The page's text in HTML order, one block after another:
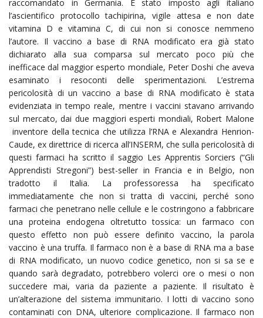
raccomandato in Germania. È stato imposto agli italiano
l’ascientifico protocollo tachipirina, vigile attesa e non date
vitamina D e vitamina C, di cui non si conosce nemmeno
l’autore. Il vaccino a base di RNA modificato era già stato
dichiarato alla sua comparsa sul mercato poco più che
inefficace dal maggior esperto mondiale, Peter Doshi che aveva
esaminato i resoconti delle sperimentazioni. L’estrema
pericolosità di un vaccino a base di RNA modificato è stata
evidenziata in tempo reale, mentre i vaccini stavano arrivando
sul mercato, dai due maggiori esperti mondiali, Robert Malone
inventore della tecnica che utilizza l’RNA e Alexandra Henrion-
Caude, ex direttrice di ricerca all’INSERM, che sulla pericolosità di
questi farmaci ha scritto il saggio Les Apprentis Sorciers (“Gli
Apprendisti Stregoni”) best-seller in Francia e in Belgio, non
tradotto il Italia. La professoressa ha specificato
immediatamente che non si tratta di vaccini, perché sono
farmaci che penetrano nelle cellule e le costringono a fabbricare
una proteina endogena oltretutto tossica: un farmaco con
questo effetto non può essere definito vaccino, la parola
vaccino è una truffa. Il farmaco non è a base di RNA ma a base
di RNA modificato, un nuovo codice genetico, non si sa se e
quando sarà degradato, potrebbero volerci ore o mesi o non
succedere mai, varia da paziente a paziente. Il risultato è
un’alterazione del sistema immunitario. I lotti di vaccino sono
contaminati con DNA, ulteriore complicazione. Il farmaco non